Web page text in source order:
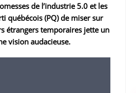
de l’industrie 5.0 et les
québécois (PQ) de miser sur
étrangers temporaires jette un
vision audacieuse.